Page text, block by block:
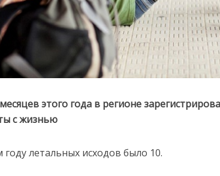
этого года в регионе
с жизнью
летальных исходов было 10.